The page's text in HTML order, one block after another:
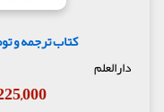
کتاب ترجمه و
دارالعلم
225,000